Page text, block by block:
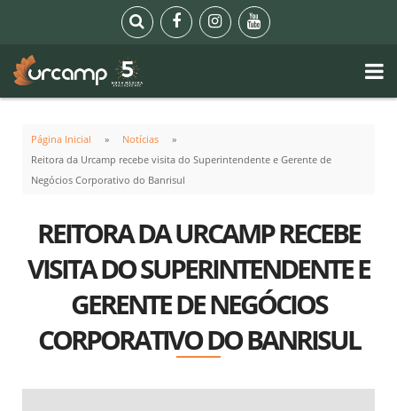
Página Inicial
Notícias
Reitora da Urcamp recebe visita do Superintendente e Gerente de
Negócios Corporativo do Banrisul
REITORA DA URCAMP RECEBE
VISITA DO SUPERINTENDENTE E
GERENTE DE NEGÓCIOS
CORPORATIVO DO BANRISUL